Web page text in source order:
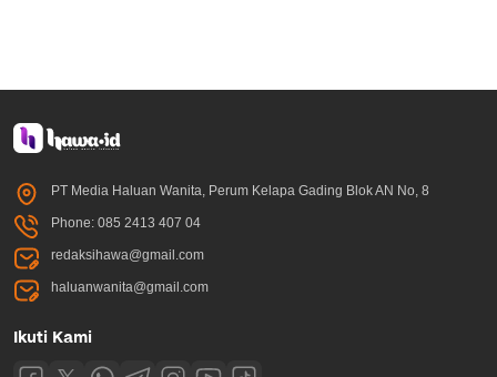
PT Media Haluan Wanita, Perum Kelapa Gading Blok AN No, 8
Phone: 085 2413 407 04
redaksihawa@gmail.com
haluanwanita@gmail.com
Ikuti Kami